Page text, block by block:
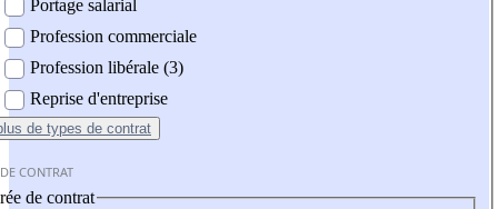
Portage salarial
Profession commerciale
Profession libérale (3)
Reprise d'entreprise
de types de contrat
CONTRAT
de contrat